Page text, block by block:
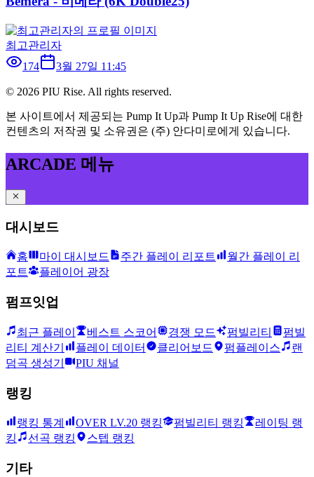
최고관리자
174
3월 27일 11:45
© 2026 PIU Rise. All rights reserved.
본 사이트에서 제공되는 Pump It Up과 Pump It Up Rise에 대한
컨텐츠의 저작권 및 소유권은 (주) 안다미로에게 있습니다.
ARCADE 메뉴
대시보드
홈 마이 대시보드 주간 플레이 리포트
월간 플레이 리
포트
플레이어 광장
펌프잇업
최근 플레이 베스트 스코어 경쟁 모드 펌빌리티
펌빌
리티 계산기
플레이 데이터 클리어보드 펌플레이스
랜
덤곡 생성기
PIU 채널
랭킹
랭킹 통계 OVER LV.20 랭킹 펌빌리티 랭킹
레이팅 랭
킹
선곡 랭킹 스텝 랭킹
기타